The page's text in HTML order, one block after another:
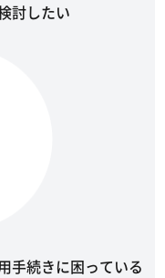
討したい
手続きに困っている